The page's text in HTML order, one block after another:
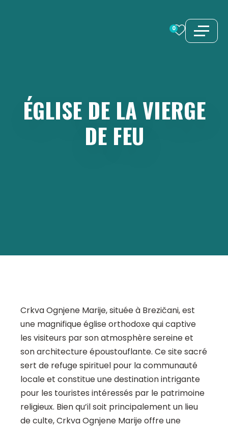
0
ÉGLISE DE LA VIERGE
DE FEU
Crkva Ognjene Marije, située à Brezičani, est
une magnifique église orthodoxe qui captive
les visiteurs par son atmosphère sereine et
son architecture époustouflante. Ce site sacré
sert de refuge spirituel pour la communauté
locale et constitue une destination intrigante
pour les touristes intéressés par le patrimoine
religieux. Bien qu’il soit principalement un lieu
de culte, Crkva Ognjene Marije offre une